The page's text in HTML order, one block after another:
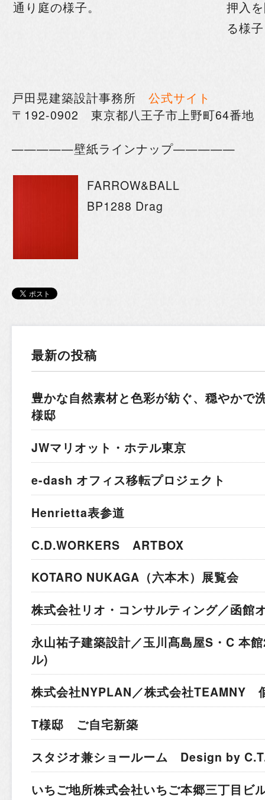
通り庭の様子。
押入
る様子
戸田晃建築設計事務所 公式サイト
〒192-0902 東京都八王子市上野町64番地
—————壁紙ラインナップ—————
FARROW&BALL
BP1288 Drag
最新の投稿
豊かな自然素材と色彩が紡ぐ、穏やかで
様邸
JWマリオット・ホテル東京
e-dash オフィス移転プロジェクト
Henrietta表参道
C.D.WORKERS ARTBOX
KOTARO NUKAGA（六本木）展覧会
株式会社リオ・コンサルティング／函館
永山祐子建築設計／玉川髙島屋S・C 本
ル)
株式会社NYPLAN／株式会社TEAMNY
T様邸 ご自宅新築
スタジオ兼ショールーム Design by
いちご地所株式会社いちご本郷三丁目ビ